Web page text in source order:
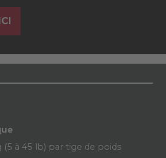
(5 à 45 lb) par tige de poids